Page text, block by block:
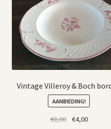
Vintage Villeroy & Boch
AANBIEDING!
€8,00
Oorspronkelijke
€4,00Huidige